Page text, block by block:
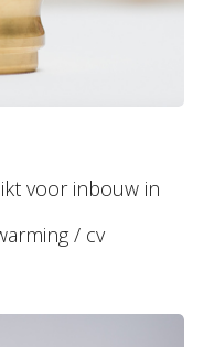
voor inbouw in
/ cv